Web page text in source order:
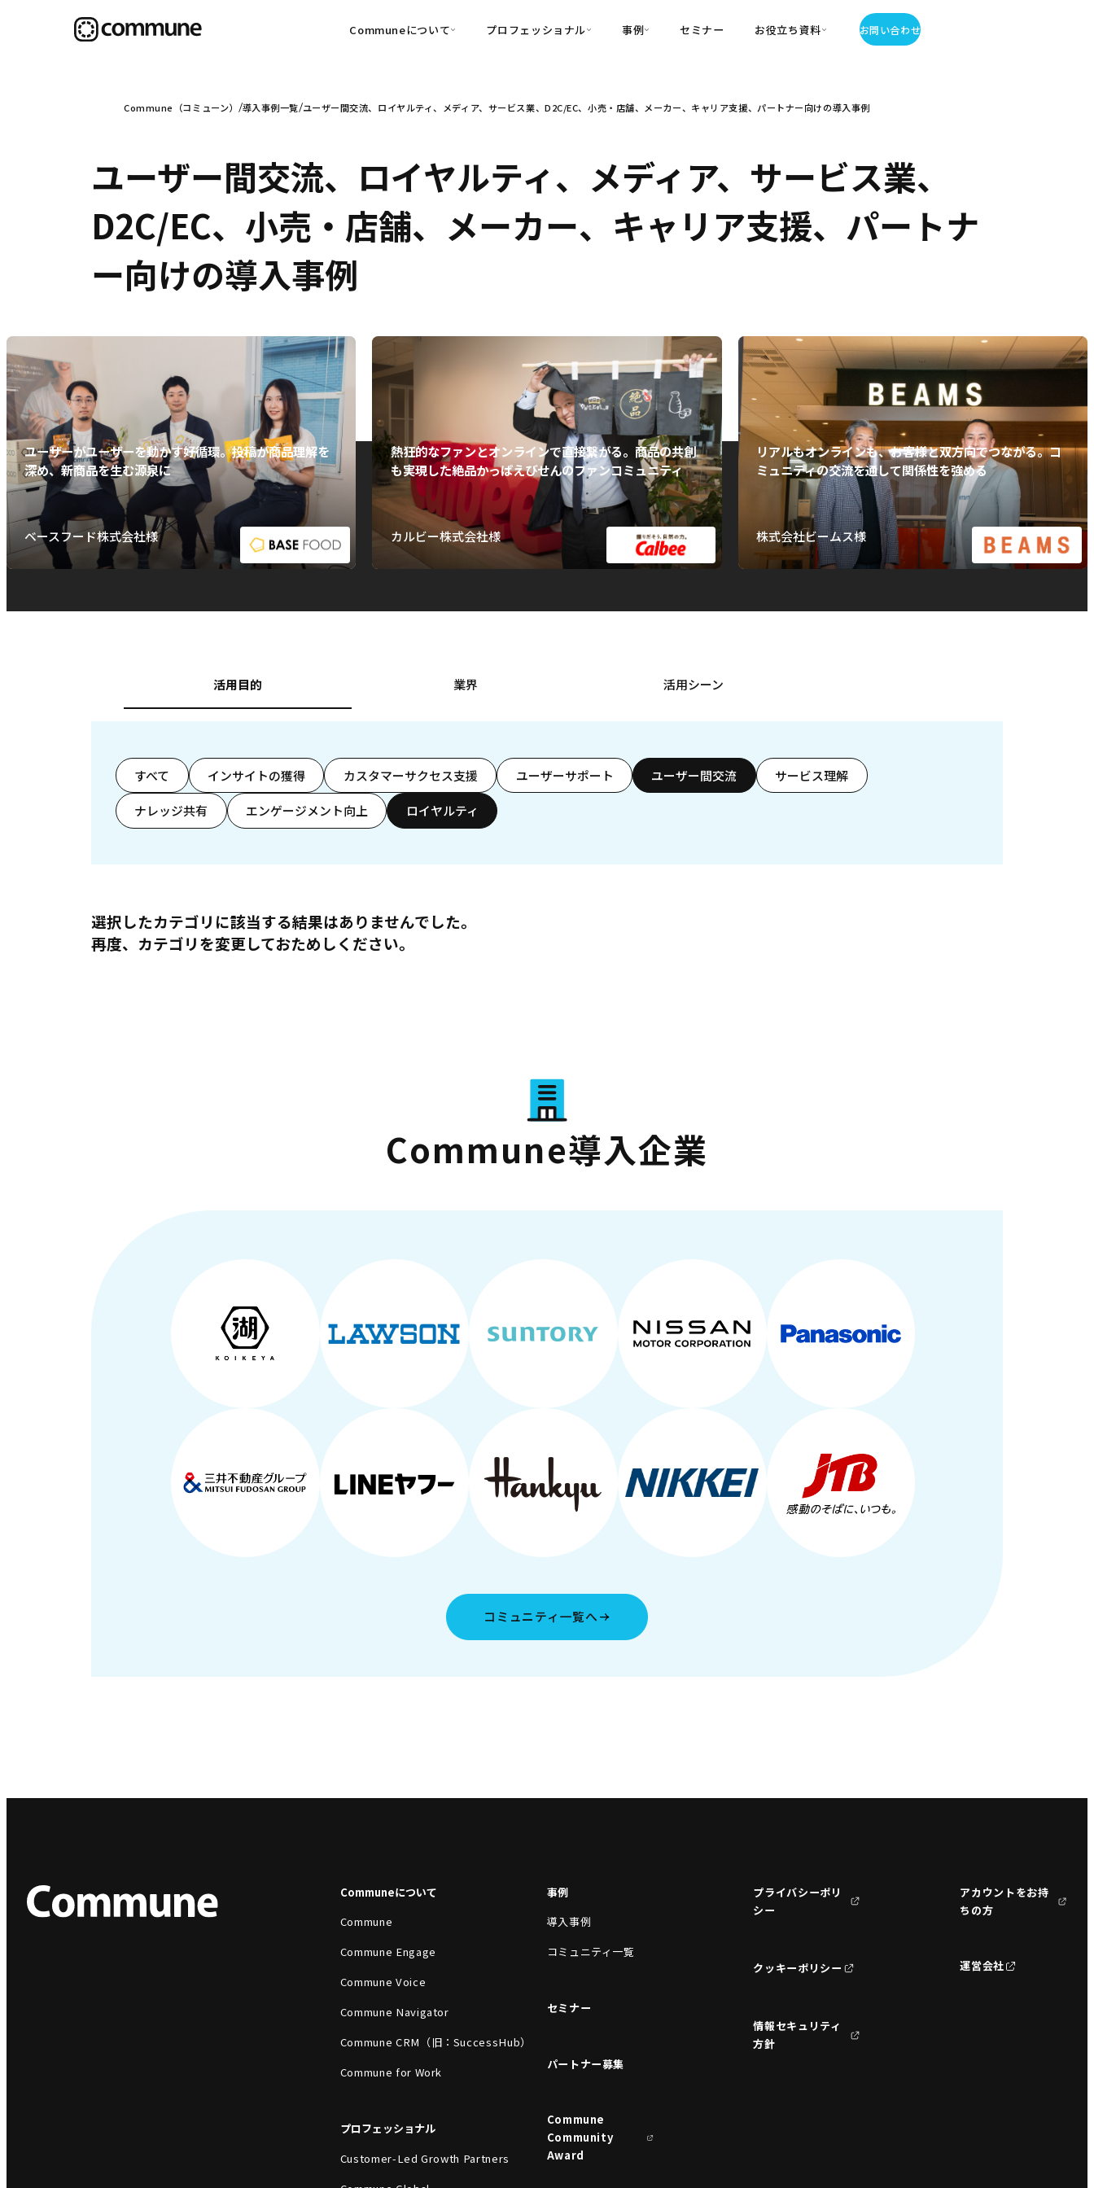
Communeについて
可視化
育成
・Commune Voice ・Commune Navigator
信頼を醸成する信頼起点経営基盤
・Commune CRM（旧：
SuccessHub）
社内コミュニケーションの変革を支援
プロフェッショナル
・Customer-Led Growth
事例
導入事例
セミナー お役立ち資料
・お役立ち資料
お問い合わせ
Commune（コミューン） 導入事例一覧 ユーザー間交流、ロイヤルティ、メディア、サービス業、D2C/EC、小売・店舗、メーカー、キャリア支援、パートナー向けの導入事例
ユーザー間交流、ロイヤルティ、メディア、サービス業、
D2C/EC、小売・店舗、メーカー、キャリア支援、パートナ
ー向けの導入事例
ユーザーがユーザーを動かす好循環。投稿が商品理解を
深め、新商品を生む源泉に
ベースフード株式会社様
熱狂的なファンとオンラインで直接繋がる。商品の共創
も実現した絶品かっぱえびせんのファンコミュニティ
カルビー株式会社様
リアルもオンラインも、お客様と双方向でつながる。コ
ミュニティの交流を通して関係性を強める
株式会社ビームス様
活用目的 業界 活用シーン
すべて インサイトの獲得 カスタマーサクセス支援 ユーザーサポート ユーザー間交流 サービス理解
ナレッジ共有 エンゲージメント向上 ロイヤルティ
選択したカテゴリに該当する結果はありませんでした。
再度、カテゴリを変更しておためしください。
Commune導入企業
コミュニティ一覧へ
Communeについて
Commune
Commune Engage
Commune Voice
Commune Navigator
Commune CRM（旧：SuccessHub）
Commune for Work
プロフェッショナル
Customer-Led Growth Partners
事例
導入事例
コミュニティ一覧
セミナー
パートナー募集
Commune
Community
Award
プライバシーポリ
シー
クッキーポリシー
情報セキュリティ
方針
アカウントをお持
ちの方
運営会社